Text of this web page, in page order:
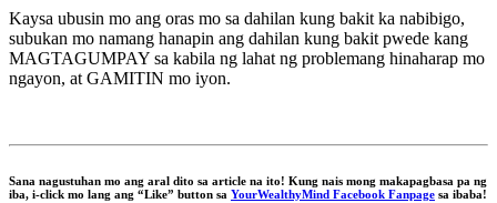
Kaysa ubusin mo ang oras mo sa dahilan kung bakit ka nabibigo,
subukan mo namang hanapin ang dahilan kung bakit pwede kang
MAGTAGUMPAY sa kabila ng lahat ng problemang hinaharap mo
ngayon, at GAMITIN mo iyon.
Sana nagustuhan mo ang aral dito sa article na ito! Kung nais mong makapagbasa pa ng
iba, i-click mo lang ang “Like” button sa YourWealthyMind Facebook Fanpage sa ibaba!